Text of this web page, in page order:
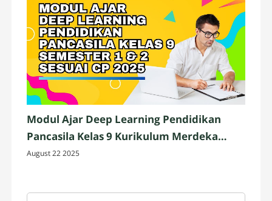
Modul Ajar Deep Learning Pendidikan
Pancasila Kelas 9 Kurikulum Merdeka
Lengkap
August 22 2025